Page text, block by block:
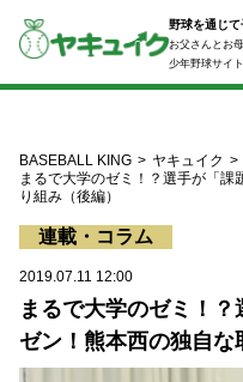
ン
野球を通じて
お父さんとお
少年野球サイト
BASEBALL KING ヤキュイク
まるで大学のゼミ！？選手が「課
り組み（後編）
連載・コラム
2019.07.11 12:00
まるで大学のゼミ！
ゼン！熊本西の独自な